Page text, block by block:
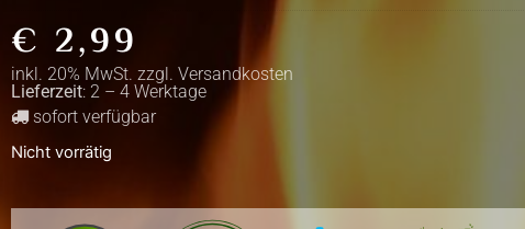
€ 2,99
inkl. 20% MwSt. zzgl. Versandkosten
Lieferzeit: 2 – 4 Werktage
sofort verfügbar
Nicht vorrätig